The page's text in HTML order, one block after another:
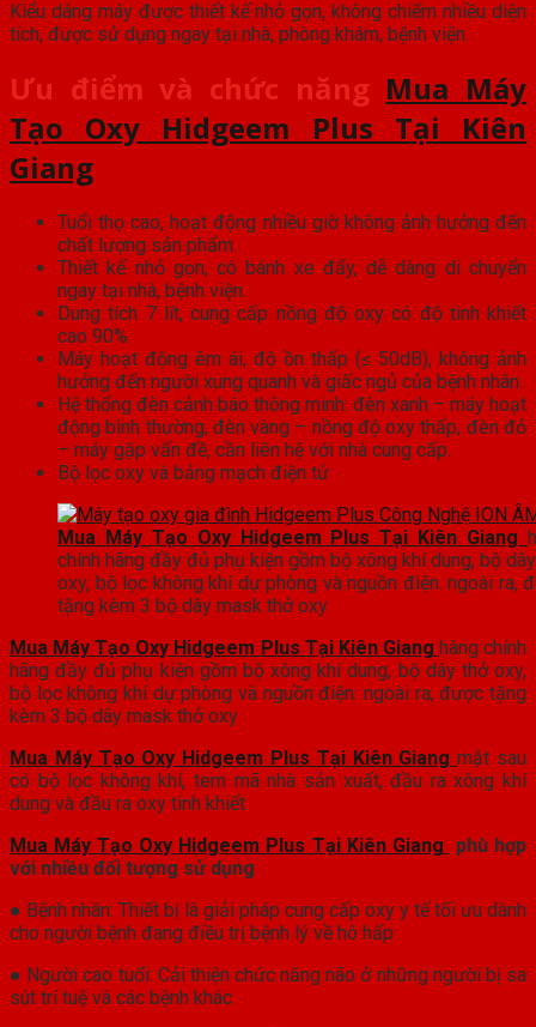
Kiểu dáng máy được thiết kế nhỏ gọn, không chiếm nhiều diện
tích, được sử dụng ngay tại nhà, phòng khám, bệnh viện.
Ưu điểm và chức năng Mua Máy
Tạo Oxy Hidgeem Plus Tại Kiên
Giang
Tuổi thọ cao, hoạt động nhiều giờ không ảnh hưởng đến
chất lượng sản phẩm.
Thiết kế nhỏ gọn, có bánh xe đẩy, dễ dàng di chuyển
ngay tại nhà, bệnh viện.
Dung tích 7 lít, cung cấp nồng độ oxy có độ tinh khiết
cao 90%
Máy hoạt động êm ái, độ ồn thấp (≤ 50dB), không ảnh
hưởng đến người xung quanh và giấc ngủ của bệnh nhân.
Hệ thống đèn cảnh báo thông minh: đèn xanh – máy hoạt
động bình thường, đèn vàng – nồng độ oxy thấp, đèn đỏ
– máy gặp vấn đề, cần liên hệ với nhà cung cấp.
Bộ lọc oxy và bảng mạch điện tử
Mua Máy Tạo Oxy Hidgeem Plus Tại Kiên Giang
chính hãng đầy đủ phụ kiện gồm bộ xông khí dung, bộ
oxy, bộ lọc không khí dự phòng và nguồn điện. ngoài ra,
tặng kèm 3 bộ dây mask thở oxy
Mua Máy Tạo Oxy Hidgeem Plus Tại Kiên Giang hàng chính
hãng đầy đủ phụ kiện gồm bộ xông khí dung, bộ dây thở oxy,
bộ lọc không khí dự phòng và nguồn điện. ngoài ra, được tặng
kèm 3 bộ dây mask thở oxy
Mua Máy Tạo Oxy Hidgeem Plus Tại Kiên Giangmặt sau
có bộ lọc không khí, tem mã nhà sản xuất, đầu ra xông khí
dung và đầu ra oxy tinh khiết
Mua Máy Tạo Oxy Hidgeem Plus Tại Kiên Giang
phù hợp
với nhiều đối tượng sử dụng
● Bệnh nhân: Thiết bị là giải pháp cung cấp oxy y tế tối ưu dành
cho người bệnh đang điều trị bệnh lý về hô hấp
● Người cao tuổi: Cải thiện chức năng não ở những người bị sa
sút trí tuệ và các bệnh khác.